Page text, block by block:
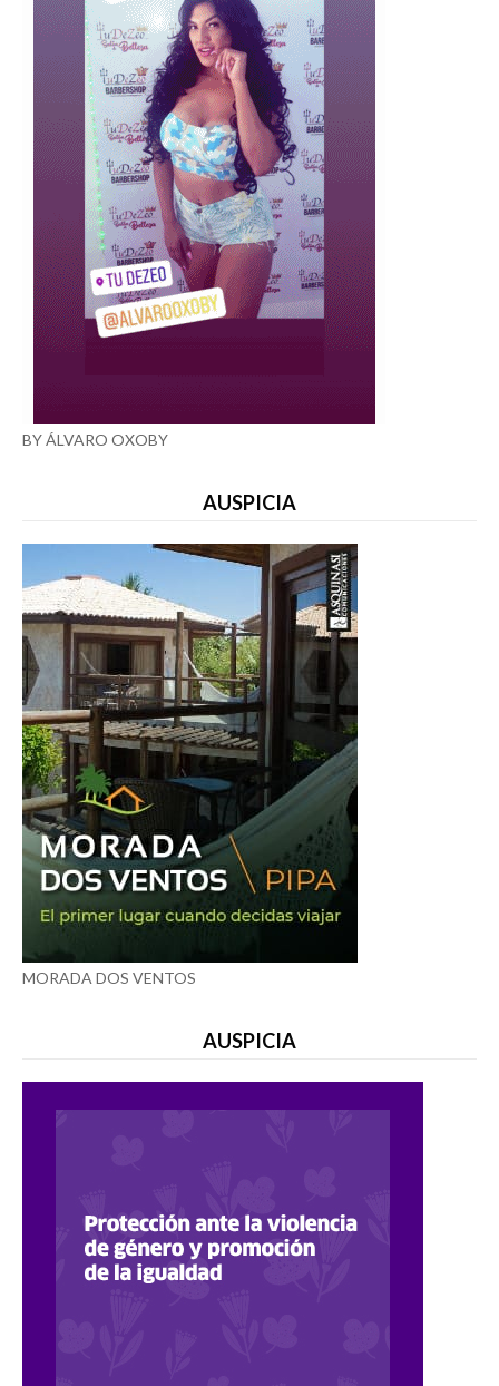
BY ÁLVARO OXOBY
AUSPICIA
MORADA DOS VENTOS
AUSPICIA